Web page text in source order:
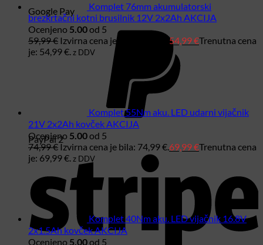
Google Pay
PayPal 2
Komplet 76mm akumulatorski
brezkrtačni kotni brusilnik 12V 2x2Ah AKCIJA
Ocenjeno 5.00od 5
59,99€ Izvirna cena je bila: 59,99 €.54,99€Trenutna cena
je: 54,99 €.z DDV
Komplet 55Nm aku. LED udarni vijačnik
21V 2x2Ah kovček AKCIJA
Ocenjeno 5.00od 5
74,99€Izvirna cena je bila: 74,99 €.69,99€Trenutna cena
je: 69,99 €.z DDV
Komplet 40Nm aku. LED vijačnik 16.8V
2x1.5Ah kovček AKCIJA
Ocenjeno 5.00od 5